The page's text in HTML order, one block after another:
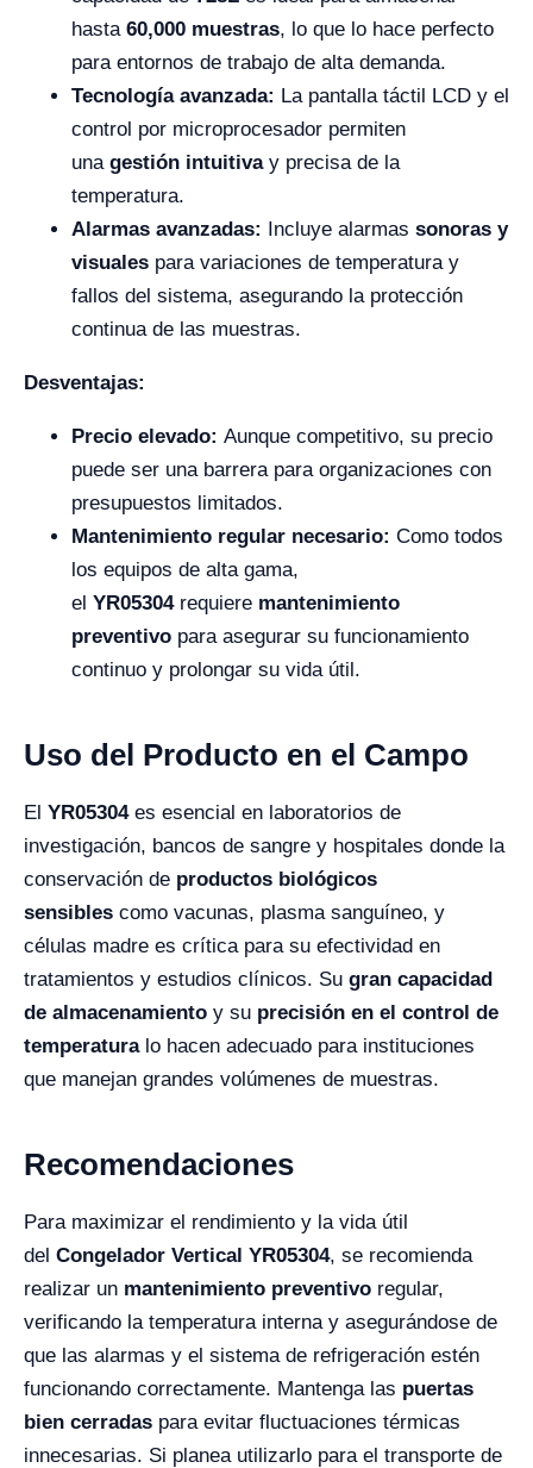
hasta 60,000 muestras, lo que lo hace perfecto
para entornos de trabajo de alta demanda.
Tecnología avanzada: La pantalla táctil LCD y el
control por microprocesador permiten
una gestión intuitivay precisa de la
temperatura.
Alarmas avanzadas: Incluye alarmas sonoras y
visuales para variaciones de temperatura y
fallos del sistema, asegurando la protección
continua de las muestras.
Desventajas:
Precio elevado: Aunque competitivo, su precio
puede ser una barrera para organizaciones con
presupuestos limitados.
Mantenimiento regular necesario: Como todos
los equipos de alta gama,
el YR05304requiere mantenimiento
preventivo para asegurar su funcionamiento
continuo y prolongar su vida útil.
Uso del Producto en el Campo
El YR05304es esencial en laboratorios de
investigación, bancos de sangre y hospitales donde la
conservación de productos biológicos
sensibles como vacunas, plasma sanguíneo, y
células madre es crítica para su efectividad en
tratamientos y estudios clínicos. Su gran capacidad
de almacenamiento y su precisión en el control de
temperaturalo hacen adecuado para instituciones
que manejan grandes volúmenes de muestras.
Recomendaciones
Para maximizar el rendimiento y la vida útil
del Congelador Vertical YR05304, se recomienda
realizar un mantenimiento preventivo regular,
verificando la temperatura interna y asegurándose de
que las alarmas y el sistema de refrigeración estén
funcionando correctamente. Mantenga las puertas
bien cerradas para evitar fluctuaciones térmicas
innecesarias. Si planea utilizarlo para el transporte de